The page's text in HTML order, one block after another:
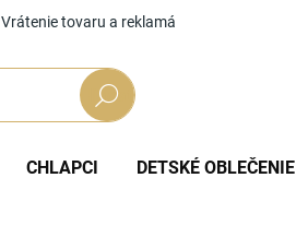
Vrátenie tovaru a reklamácia
Hľadať
CHLAPCI DETSKÉ OBLEČENIE